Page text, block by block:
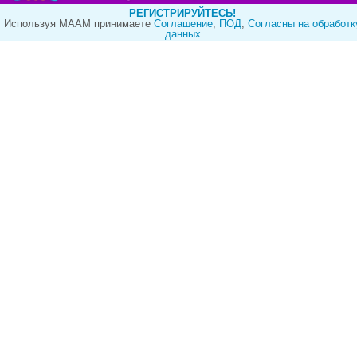
РЕГИСТРИРУЙТЕСЬ!
Используя МААМ принимаете Cоглашение, ПОД, Согласны на
данных